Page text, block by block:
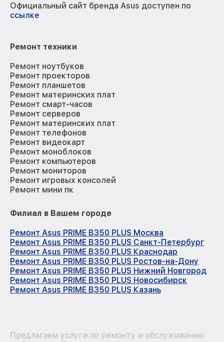
Официальный сайт бренда Asus доступен по
ссылке
Ремонт техники
Ремонт ноутбуков
Ремонт проекторов
Ремонт планшетов
Ремонт материнских плат
Ремонт смарт-часов
Ремонт серверов
Ремонт материнских плат
Ремонт телефонов
Ремонт видеокарт
Ремонт моноблоков
Ремонт компьютеров
Ремонт мониторов
Ремонт игровых консолей
Ремонт мини пк
Филиал в Вашем городе
Ремонт Asus PRIME B350 PLUS Москва
Ремонт Asus PRIME B350 PLUS Санкт-Петербург
Ремонт Asus PRIME B350 PLUS Краснодар
Ремонт Asus PRIME B350 PLUS Ростов-на-Дону
Ремонт Asus PRIME B350 PLUS Нижний Новгород
Ремонт Asus PRIME B350 PLUS Новосибирск
Ремонт Asus PRIME B350 PLUS Казань
Предлагаем услуги по ремонту и обслуживанию